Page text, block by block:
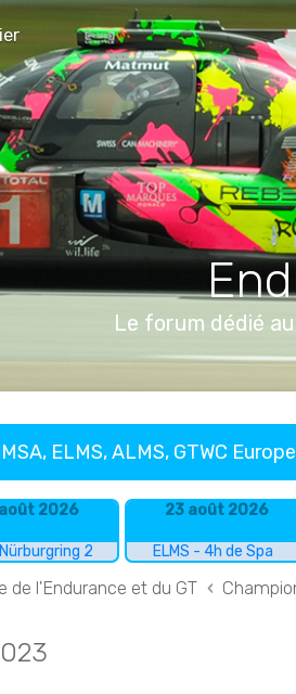
Le forum dédié
ELMS, ALMS, GTWC
2026
2
23 août 2026
ELMS - 4h de Spa
de l'Endurance et du GT